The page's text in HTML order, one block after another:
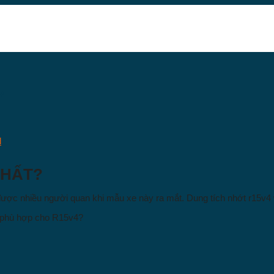
nhiều người quan khi mẫu xe này ra mắt. Dung tích nhớt
hợp cho R15v4?